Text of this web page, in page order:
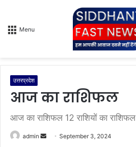
Menu
उत्तरप्रदेश
आज का राशिफल
आज का राशिफल 12 राशियों का राशिफल
admin September 3, 2024